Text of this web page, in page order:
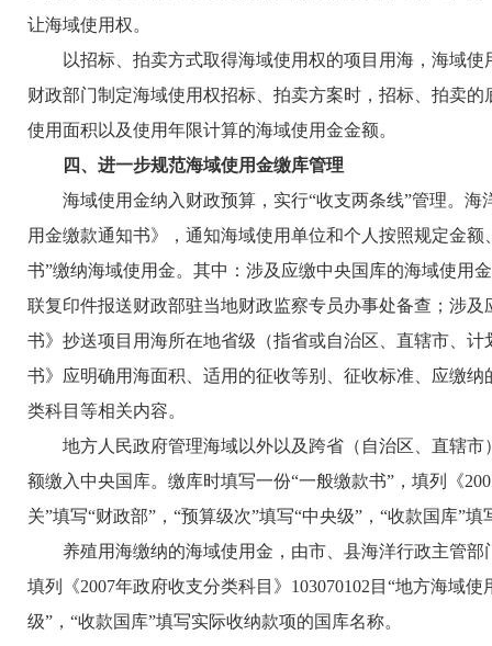
让海域使用权。
以招标、拍卖方式取得海域使用权的项目用海，海域使
财政部门制定海域使用权招标、拍卖方案时，招标、拍卖
使用面积以及使用年限计算的海域使用金金额。
四、进一步规范海域使用金缴库管理
海域使用金纳入财政预算，实行“收支两条线”管理。海
用金缴款通知书》，通知海域使用单位和个人按照规定金
书”缴纳海域使用金。其中：涉及应缴中央国库的海域使用
联复印件报送财政部驻当地财政监察专员办事处备查；涉
书》抄送项目用海所在地省级（指省或自治区、直辖市、
书》应明确用海面积、适用的征收等别、征收标准、应缴
类科目等相关内容。
地方人民政府管理海域以外以及跨省（自治区、直辖市
额缴入中央国库。缴库时填写一份“一般缴款书”，填列《
关”填写“财政部”，“预算级次”填写“中央级”，“收款国库”
养殖用海缴纳的海域使用金，由市、县海洋行政主管部
填列《2007年政府收支分类科目》103070102目“地方海域
级”，“收款国库”填写实际收纳款项的国库名称。